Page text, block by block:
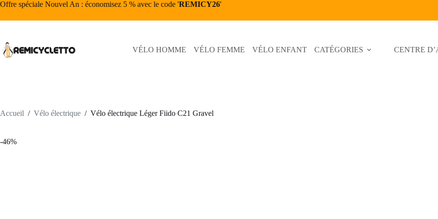
Passer
contenu
Offre spéciale Nouvel An : économisez 5 % avec le code 'REMICY26'
VÉLO HOMME VÉLO FEMME VÉLO ENFANT CATÉGORIES CENTRE
Accueil / Vélo électrique / Vélo électrique Léger Fiido C21 Gravel
-46%